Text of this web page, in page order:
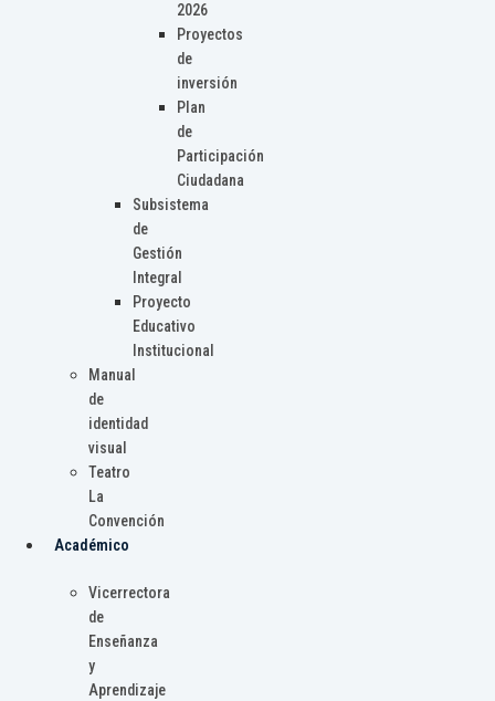
2026
Proyectos
de
inversión
Plan
de
Participación
Ciudadana
Subsistema
de
Gestión
Integral
Proyecto
Educativo
Institucional
Manual
de
identidad
visual
Teatro
La
Convención
Académico
Vicerrectora
de
Enseñanza
y
Aprendizaje